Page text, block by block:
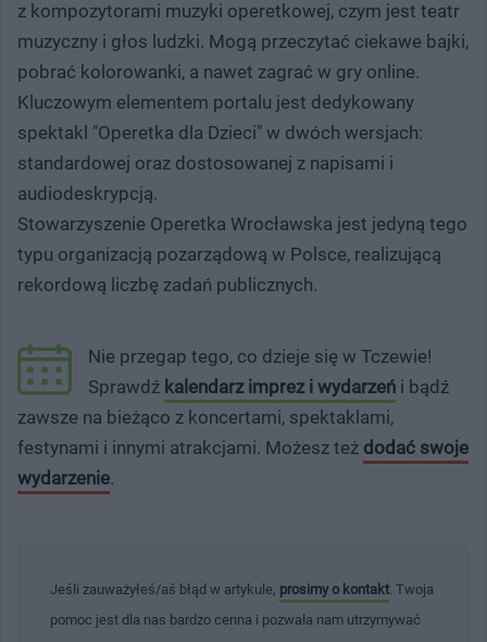
z kompozytorami muzyki operetkowej, czym jest teatr
muzyczny i głos ludzki. Mogą przeczytać ciekawe bajki,
pobrać kolorowanki, a nawet zagrać w gry online.
Kluczowym elementem portalu jest dedykowany
spektakl "Operetka dla Dzieci" w dwóch wersjach:
standardowej oraz dostosowanej z napisami i
audiodeskrypcją.
Stowarzyszenie Operetka Wrocławska jest jedyną tego
typu organizacją pozarządową w Polsce, realizującą
rekordową liczbę zadań publicznych.
Nie przegap tego, co dzieje się w Tczewie!
Sprawdź kalendarz imprez i wydarzeń i bądź
zawsze na bieżąco z koncertami, spektaklami,
festynami i innymi atrakcjami. Możesz też dodać swoje
wydarzenie.
Jeśli zauważyłeś/aś błąd w artykule, prosimy o kontakt . Twoja
pomoc jest dla nas bardzo cenna i pozwala nam utrzymywać